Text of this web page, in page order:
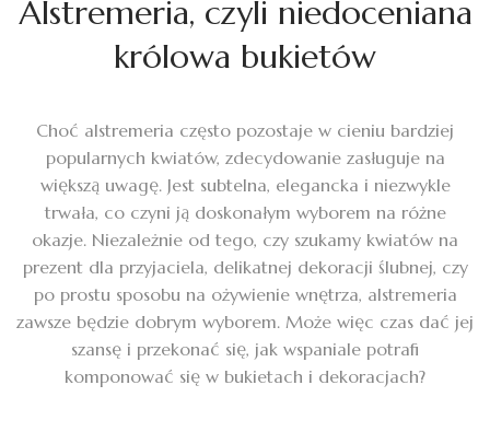
Alstremeria, czyli niedoceniana
królowa bukietów
Choć alstremeria często pozostaje w cieniu bardziej
popularnych kwiatów, zdecydowanie zasługuje na
większą uwagę. Jest subtelna, elegancka i niezwykle
trwała, co czyni ją doskonałym wyborem na różne
okazje. Niezależnie od tego, czy szukamy kwiatów na
prezent dla przyjaciela, delikatnej dekoracji ślubnej, czy
po prostu sposobu na ożywienie wnętrza, alstremeria
zawsze będzie dobrym wyborem. Może więc czas dać jej
szansę i przekonać się, jak wspaniale potrafi
komponować się w bukietach i dekoracjach?